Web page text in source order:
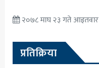
२०७८ माघ २३ गते आइतवार
प्रतिक्रिया